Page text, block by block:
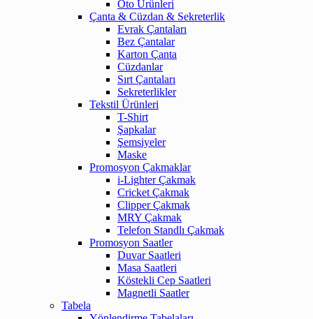
Oto Ürünleri
Çanta & Cüzdan & Sekreterlik
Evrak Çantaları
Bez Çantalar
Karton Çanta
Cüzdanlar
Sırt Çantaları
Sekreterlikler
Tekstil Ürünleri
T-Shirt
Şapkalar
Şemsiyeler
Maske
Promosyon Çakmaklar
i-Lighter Çakmak
Cricket Çakmak
Clipper Çakmak
MRY Çakmak
Telefon Standlı Çakmak
Promosyon Saatler
Duvar Saatleri
Masa Saatleri
Köstekli Cep Saatleri
Magnetli Saatler
Tabela